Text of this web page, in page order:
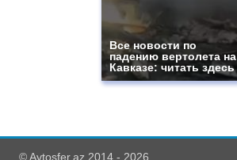
Все новости по
падению вертолета на
Кавказе: читать здесь
© Avtosfer.az 2014 - 2026